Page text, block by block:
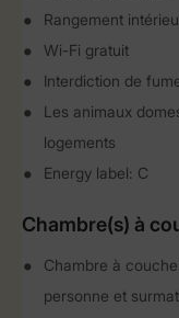
Rangement
Wi-Fi gratuit
Interdiction de
Les animaux
logements
Energy label: C
Chambre(s) à
Chambre à
personne et